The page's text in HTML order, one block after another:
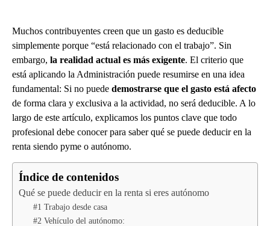
Muchos contribuyentes creen que un gasto es deducible
simplemente porque “está relacionado con el trabajo”. Sin
embargo, la realidad actual es más exigente. El criterio que
está aplicando la Administración puede resumirse en una idea
fundamental: Si no puede demostrarse que el gasto está afecto
de forma clara y exclusiva a la actividad, no será deducible. A lo
largo de este artículo, explicamos los puntos clave que todo
profesional debe conocer para saber qué se puede deducir en la
renta siendo pyme o autónomo.
Índice de contenidos
Qué se puede deducir en la renta si eres autónomo
#1 Trabajo desde casa
#2 Vehículo del autónomo: